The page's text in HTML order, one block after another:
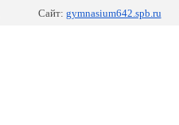
Сайт: gymnasium642.spb.ru